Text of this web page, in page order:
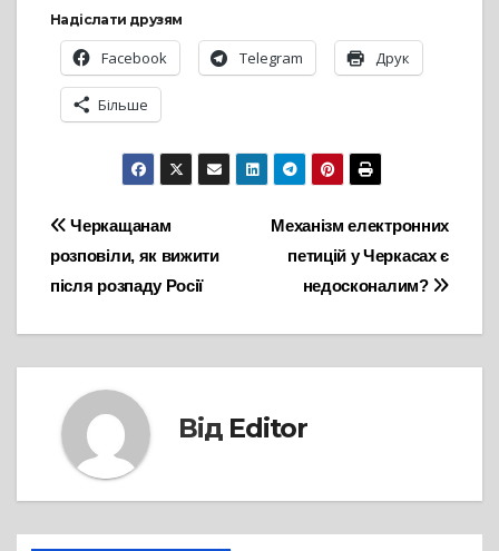
Надіслати друзям
Facebook Telegram Друк
Більше
Навігація
записів
Механізм електронних
петицій у Черкасах є
недосконалим?
Черкащанам
розповіли, як вижити
після розпаду Росії
Від Editor